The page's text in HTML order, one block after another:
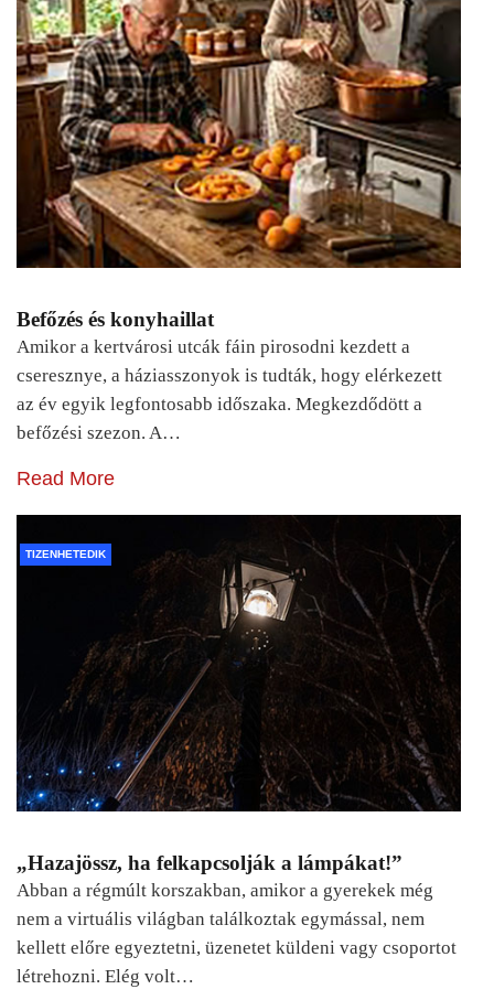
Befőzés és konyhaillat
Amikor a kertvárosi utcák fáin pirosodni kezdett a
cseresznye, a háziasszonyok is tudták, hogy elérkezett
az év egyik legfontosabb időszaka. Megkezdődött a
befőzési szezon. A…
Read More
TIZENHETEDIK
„Hazajössz, ha felkapcsolják a lámpákat!”
Abban a régmúlt korszakban, amikor a gyerekek még
nem a virtuális világban találkoztak egymással, nem
kellett előre egyeztetni, üzenetet küldeni vagy csoportot
létrehozni. Elég volt…